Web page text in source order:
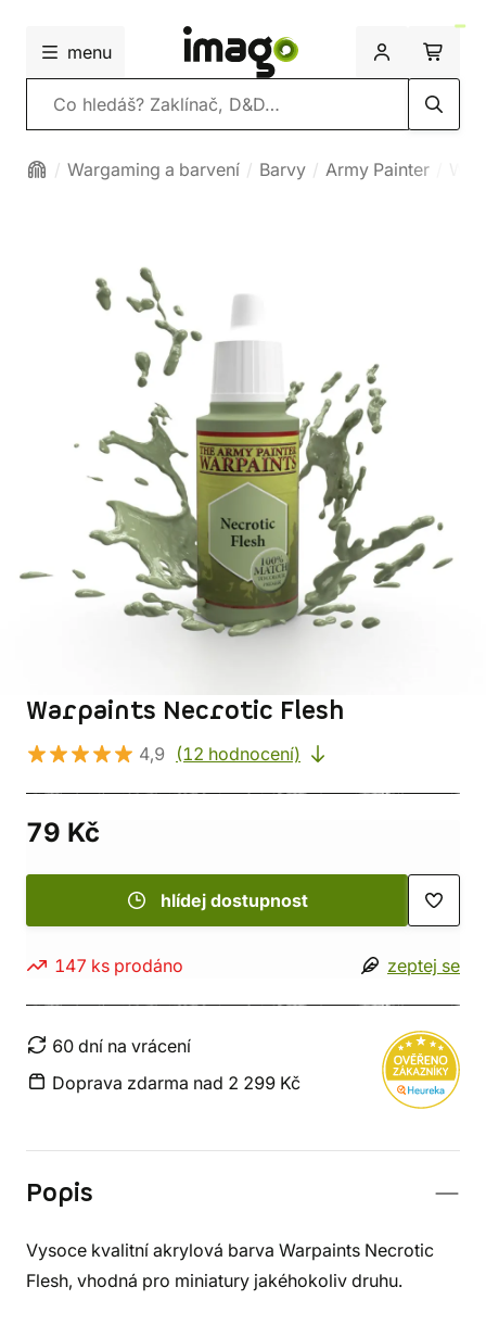
menu
Vyhledávání
Wargaming a barvení Barvy Army Painter
Warpaints Necrotic Flesh
4,9 (12 hodnocení)
79 Kč
hlídej dostupnost
147 ks prodáno zeptej se
60 dní na vrácení
Doprava zdarma nad 2 299 Kč
Popis
Vysoce kvalitní akrylová barva Warpaints Necrotic
Flesh, vhodná pro miniatury jakéhokoliv druhu.